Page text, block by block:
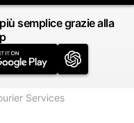
semplice grazie alla
Services